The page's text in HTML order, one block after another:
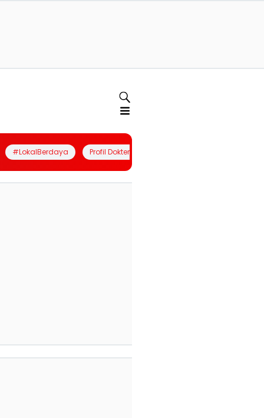
#LokalBerdaya Profil Dokter